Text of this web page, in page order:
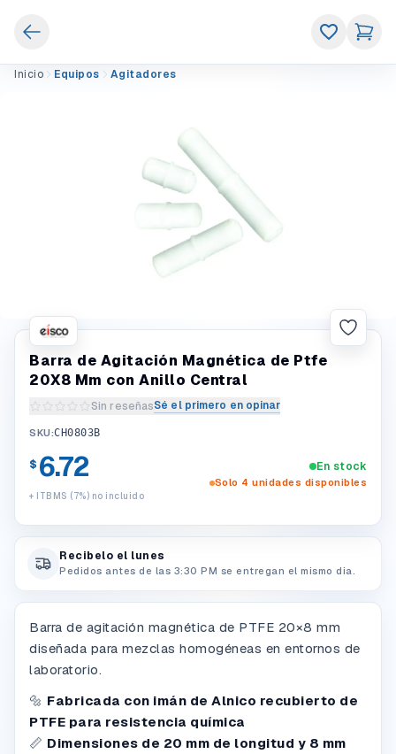
Inicio Equipos Agitadores
Barra de Agitación Magnética de Ptfe
20X8 Mm con Anillo Central
Sin reseñasSé el primero en opinar
Escribir una reseña del producto
SKU:CH0803B
$ 6.72
+ ITBMS (7%) no incluido
En stock
Solo 4 unidades disponibles
Recibelo el lunes
Pedidos antes de las 3:30 PM se entregan el mismo dia.
Barra de agitación magnética de PTFE 20×8 mm
diseñada para mezclas homogéneas en entornos de
laboratorio.
🔩 Fabricada con imán de Alnico recubierto de
PTFE para resistencia química
📏 Dimensiones de 20 mm de longitud y 8 mm